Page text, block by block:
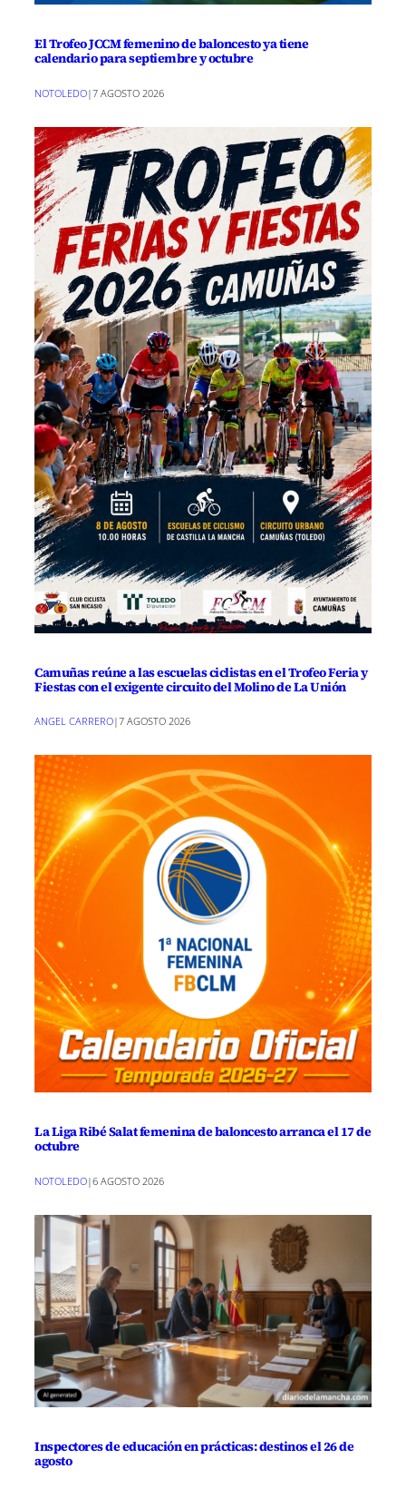
El Trofeo JCCM femenino de baloncesto ya tiene
calendario para septiembre y octubre
NOTOLEDO|7 AGOSTO 2026
Camuñas reúne a las escuelas ciclistas en el Trofeo Feria y
Fiestas con el exigente circuito del Molino de La Unión
ANGEL CARRERO|7 AGOSTO 2026
La Liga Ribé Salat femenina de baloncesto arranca el 17 de
octubre
NOTOLEDO|6 AGOSTO 2026
Inspectores de educación en prácticas: destinos el 26 de
agosto